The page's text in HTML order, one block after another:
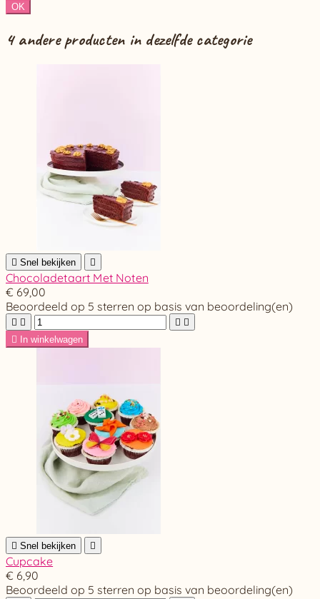
OK
4 andere producten in dezelfde categorie
 Snel bekijken 
Chocoladetaart Met Noten
€ 69,00
Beoordeeld op 5 sterren op basis van beoordeling(en)
   
 In winkelwagen
 Snel bekijken 
Cupcake
€ 6,90
Beoordeeld op 5 sterren op basis van beoordeling(en)